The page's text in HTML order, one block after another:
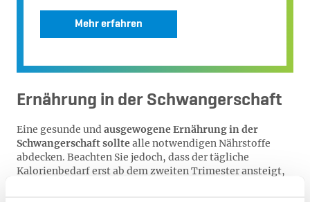
Mehr erfahren
Ernährung in der Schwangerschaft
Eine gesunde und ausgewogene Ernährung in der
Schwangerschaftsolltealle notwendigen Nährstoffe
abdecken. Beachten Sie jedoch, dass der tägliche
Kalorienbedarf erst ab dem zweiten Trimester ansteigt,